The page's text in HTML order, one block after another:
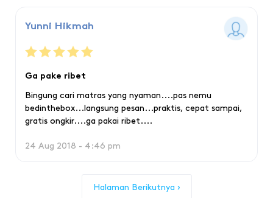
Yunni Hikmah
Ga pake ribet
Bingung cari matras yang nyaman....pas nemu
bedinthebox...langsung pesan...praktis, cepat sampai,
gratis ongkir....ga pakai ribet....
24 Aug 2018 - 4:46 pm
Halaman Berikutnya ›